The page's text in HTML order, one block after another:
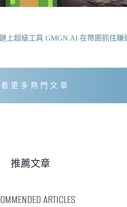
上超級工具 GMGN.AI 在幣圈抓住賺
更多熱門文章
ARTICLES
推薦文章